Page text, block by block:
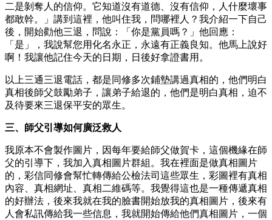
二是剝奪人的信仰。它知道沒有道德、沒有信仰，人什麼壞事
都敢幹。」講到這裡，他叫住我，問哪裡人？我介紹一下自己
後，開始勸他三退，問說：「你是黨員嗎？」他回應：
「是」，我說幫您用化名永正，永遠有正義良知。他馬上說好
啊！我讓他記住今天的日期，日後好拿證書用。
以上三通三退電話，都是同修多次鋪墊講過真相的，他們明白
真相後師父鼓勵弟子，讓弟子給退的，他們是明白真相，迫不
及待要來三退保平安的眾生。
三、師父引導如何廣泛救人
我原本不會製作圖片，因每年要給師父做賀卡，這個機緣在師
父的引導下，我加入真相圖片群組。我在裡面是做真相圖片
的，彩信同修會幫忙轉傳給公檢法司這些眾生，彩圖裡有真相
內容、真相網址、真相二維碼等。我覺得這也是一種傳遞真相
的好辦法，後來我就在我的臉書開始放我的真相圖片，後來有
人會私訊傳給我一些信息，我就開始傳給他們真相圖片，一個